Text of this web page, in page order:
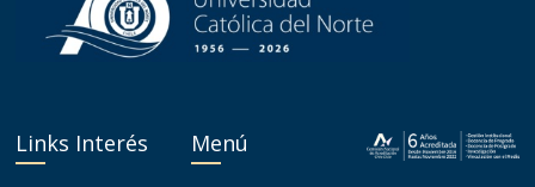
Links Interés Menú